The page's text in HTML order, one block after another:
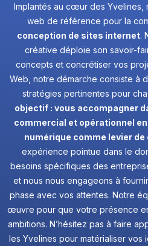
Implantés au cœur des Yvelines,
web de référence pour la
conception de sites internet.
créative déploie son savoir-
concepts et concrétiser vos
Web, notre démarche consiste à
stratégies pertinentes pour
objectif : vous accompagner
commercial et opérationnel
numérique comme levier de
expérience pointue dans le
besoins spécifiques des
et nous nous engageons à
phase avec vos attentes. Notre
œuvre pour que votre présence
ambitions. N’hésitez pas à faire
les Yvelines pour matérialiser vos